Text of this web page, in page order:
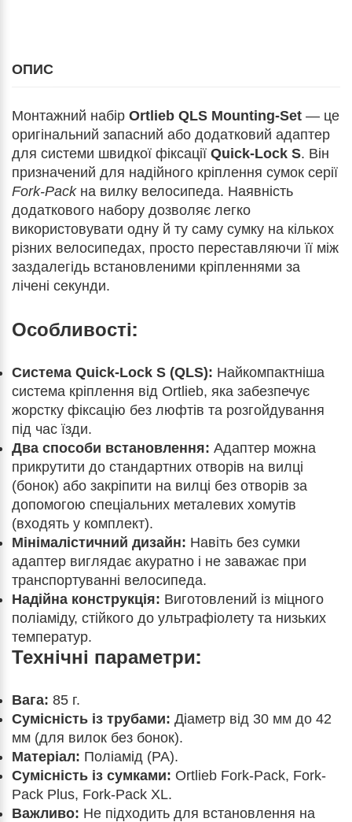
ОПИС
Монтажний набір Ortlieb QLS Mounting-Set — це
оригінальний запасний або додатковий адаптер
для системи швидкої фіксації Quick-Lock S. Він
призначений для надійного кріплення сумок серії
Fork-Packна вилку велосипеда. Наявність
додаткового набору дозволяє легко
використовувати одну й ту саму сумку на кількох
різних велосипедах, просто переставляючи її між
заздалегідь встановленими кріпленнями за
лічені секунди.
Особливості:
Система Quick-Lock S (QLS): Найкомпактніша
система кріплення від Ortlieb, яка забезпечує
жорстку фіксацію без люфтів та розгойдування
під час їзди.
Два способи встановлення: Адаптер можна
прикрутити до стандартних отворів на вилці
(бонок) або закріпити на вилці без отворів за
допомогою спеціальних металевих хомутів
(входять у комплект).
Мінімалістичний дизайн: Навіть без сумки
адаптер виглядає акуратно і не заважає при
транспортуванні велосипеда.
Надійна конструкція: Виготовлений із міцного
поліаміду, стійкого до ультрафіолету та низьких
температур.
Технічні параметри:
Вага: 85 г.
Сумісність із трубами: Діаметр від 30 мм до 42
мм (для вилок без бонок).
Матеріал: Поліамід (PA).
Сумісність із сумками: Ortlieb Fork-Pack, Fork-
Pack Plus, Fork-Pack XL.
Важливо: Не підходить для встановлення на